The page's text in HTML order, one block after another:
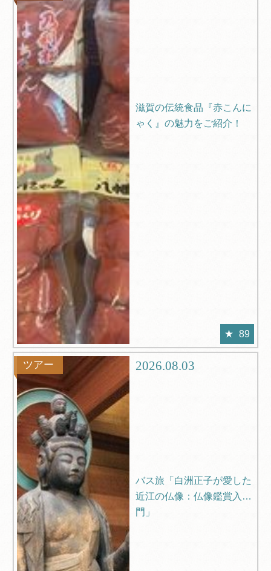
滋賀の伝統食品『赤こんに
ゃく』の魅力をご紹介！
89
ツアー 2026.08.03
バス旅「白洲正子が愛した
近江の仏像：仏像鑑賞入
門」